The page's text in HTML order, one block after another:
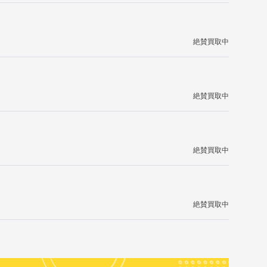
絶賛買取中
絶賛買取中
絶賛買取中
絶賛買取中